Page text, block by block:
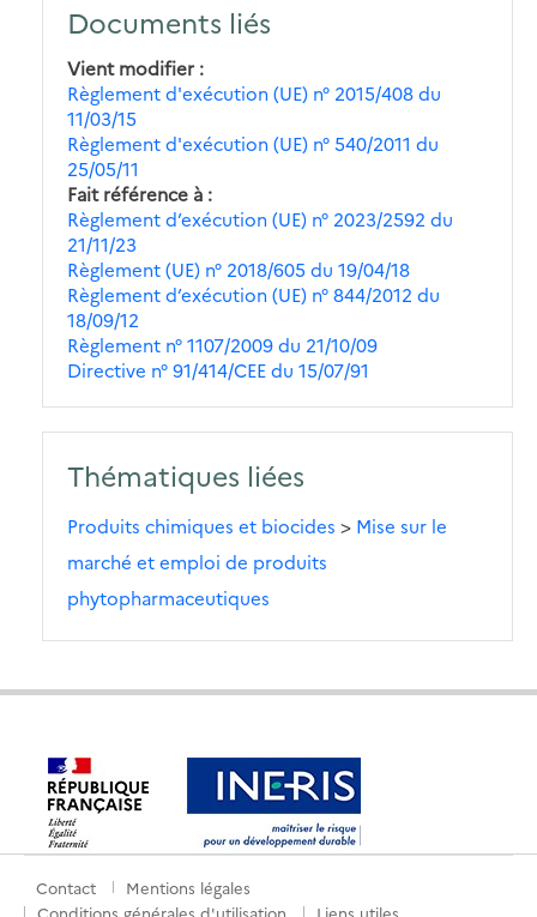
Documents liés
Vient modifier
Règlement d'exécution (UE) n° 2015/408 du
11/03/15
Règlement d'exécution (UE) n° 540/2011 du
25/05/11
Fait référence à
Règlement d’exécution (UE) n° 2023/2592 du
21/11/23
Règlement (UE) n° 2018/605 du 19/04/18
Règlement d’exécution (UE) n° 844/2012 du
18/09/12
Règlement n° 1107/2009 du 21/10/09
Directive n° 91/414/CEE du 15/07/91
Thématiques liées
Produits chimiques et biocides > Mise sur le
marché et emploi de produits
phytopharmaceutiques
Menu
Contact
Mentions légales
Conditions générales d'utilisation
Liens utiles